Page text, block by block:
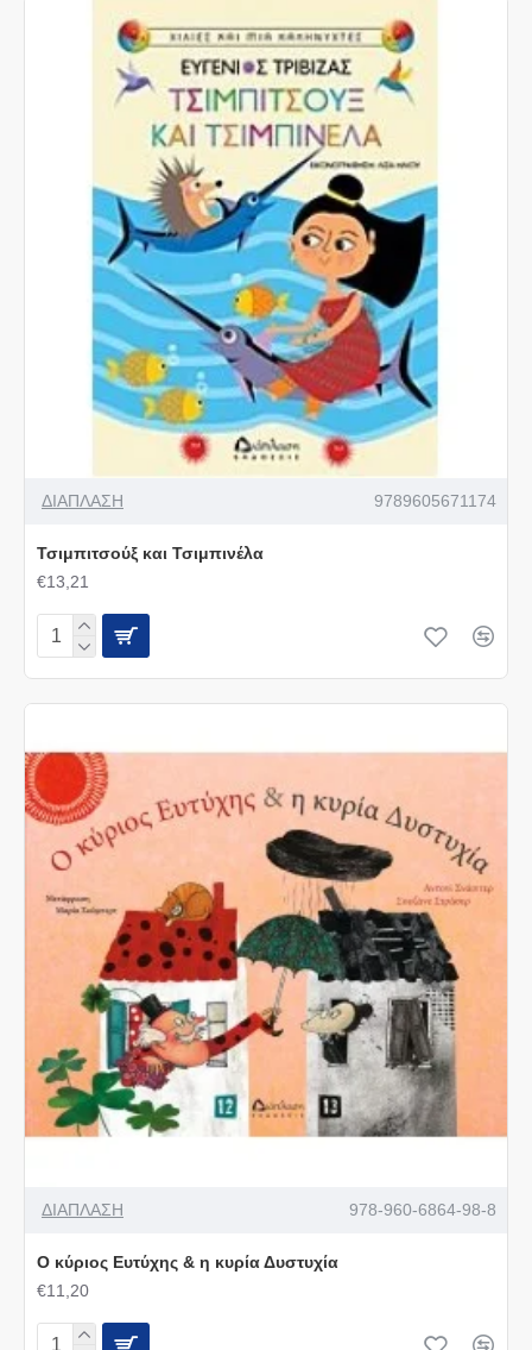
ΔΙΑΠΛΑΣΗ 9789605671174
Τσιμπιτσούξ και Τσιμπινέλα
€13,21
ΔΙΑΠΛΑΣΗ 978-960-6864-98-8
O κύριος Ευτύχης & η κυρία Δυστυχία
€11,20